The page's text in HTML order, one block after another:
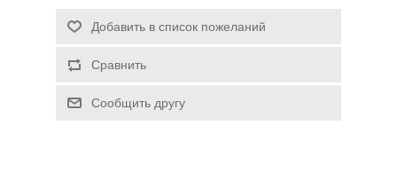
Добавить в список пожеланий
Сравнить
Сообщить другу